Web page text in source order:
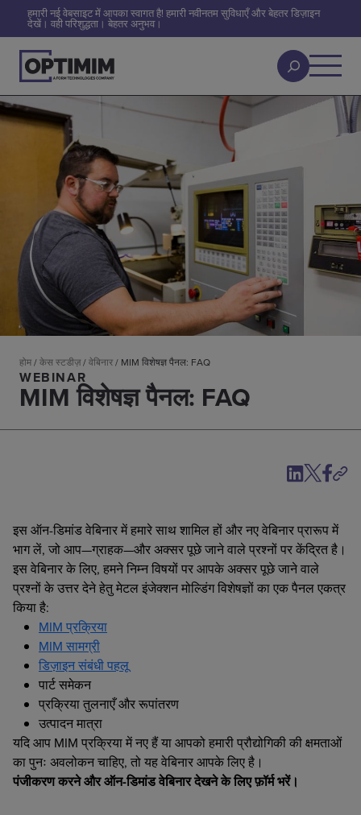
हमारी नई वेबसाइट में आपका स्वागत है! हमारी नवीनतम सुविधाएँ और बेहतर डिज़ाइन
देखें। वही परिशुद्धता। बेहतर अनुभव।
होम/केस स्टडीज़/वेबिनार/ MIM विशेषज्ञ पैनल: FAQ
WEBINAR
MIM विशेषज्ञ पैनल: FAQ
इस ऑन-डिमांड वेबिनार में हमारे साथ शामिल हों और नए वेबिनार प्रारूप में
भाग लें, जो आप—ग्राहक—और अक्सर पूछे जाने वाले प्रश्नों पर केंद्रित है।
इस वेबिनार के लिए, हमने निम्न विषयों पर आपके अक्सर पूछे जाने वाले
प्रश्नों के उत्तर देने हेतु मेटल इंजेक्शन मोल्डिंग विशेषज्ञों का एक पैनल एकत्र
किया है:
MIM प्रक्रिया
MIM सामग्री
डिज़ाइन संबंधी पहलू
पार्ट समेकन
प्रक्रिया तुलनाएँ और रूपांतरण
उत्पादन मात्रा
यदि आप MIM प्रक्रिया में नए हैं या आपको हमारी प्रौद्योगिकी की क्षमताओं
का पुनः अवलोकन चाहिए, तो यह वेबिनार आपके लिए है।
पंजीकरण करने और ऑन-डिमांड वेबिनार देखने के लिए फ़ॉर्म भरें।